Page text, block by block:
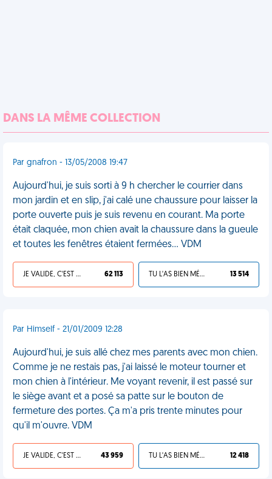
DANS LA MÊME COLLECTION
Par gnafron - 13/05/2008 19:47
Aujourd'hui, je suis sorti à 9 h chercher le courrier dans
mon jardin et en slip, j'ai calé une chaussure pour laisser la
porte ouverte puis je suis revenu en courant. Ma porte
était claquée, mon chien avait la chaussure dans la gueule
et toutes les fenêtres étaient fermées... VDM
JE VALIDE, C'EST UNE VDM 62 113 TU L'AS BIEN MÉRITÉ 13 514
Par Himself - 21/01/2009 12:28
Aujourd'hui, je suis allé chez mes parents avec mon chien.
Comme je ne restais pas, j'ai laissé le moteur tourner et
mon chien à l'intérieur. Me voyant revenir, il est passé sur
le siège avant et a posé sa patte sur le bouton de
fermeture des portes. Ça m'a pris trente minutes pour
qu'il m'ouvre. VDM
JE VALIDE, C'EST UNE VDM 43 959 TU L'AS BIEN MÉRITÉ 12 418